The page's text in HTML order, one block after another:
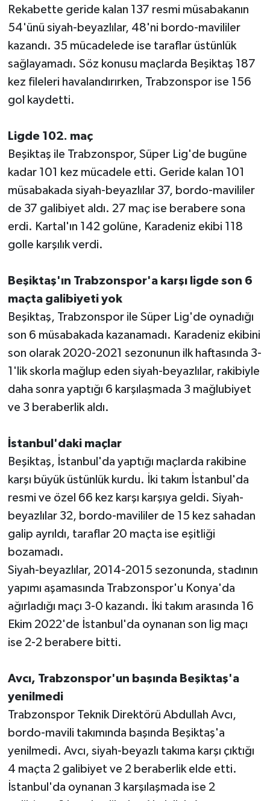
Rekabette geride kalan 137 resmi müsabakanın
54'ünü siyah-beyazlılar, 48'ni bordo-mavililer
kazandı. 35 mücadelede ise taraflar üstünlük
sağlayamadı. Söz konusu maçlarda Beşiktaş 187
kez fileleri havalandırırken, Trabzonspor ise 156
gol kaydetti.
Ligde 102. maç
Beşiktaş ile Trabzonspor, Süper Lig'de bugüne
kadar 101 kez mücadele etti. Geride kalan 101
müsabakada siyah-beyazlılar 37, bordo-mavililer
de 37 galibiyet aldı. 27 maç ise berabere sona
erdi. Kartal'ın 142 golüne, Karadeniz ekibi 118
golle karşılık verdi.
Beşiktaş'ın Trabzonspor'a karşı ligde son 6
maçta galibiyeti yok
Beşiktaş, Trabzonspor ile Süper Lig'de oynadığı
son 6 müsabakada kazanamadı. Karadeniz ekibini
son olarak 2020-2021 sezonunun ilk haftasında 3-
1'lik skorla mağlup eden siyah-beyazlılar, rakibiyle
daha sonra yaptığı 6 karşılaşmada 3 mağlubiyet
ve 3 beraberlik aldı.
İstanbul'daki maçlar
Beşiktaş, İstanbul'da yaptığı maçlarda rakibine
karşı büyük üstünlük kurdu. İki takım İstanbul'da
resmi ve özel 66 kez karşı karşıya geldi. Siyah-
beyazlılar 32, bordo-mavililer de 15 kez sahadan
galip ayrıldı, taraflar 20 maçta ise eşitliği
bozamadı.
Siyah-beyazlılar, 2014-2015 sezonunda, stadının
yapımı aşamasında Trabzonspor'u Konya'da
ağırladığı maçı 3-0 kazandı. İki takım arasında 16
Ekim 2022'de İstanbul'da oynanan son lig maçı
ise 2-2 berabere bitti.
Avcı, Trabzonspor'un başında Beşiktaş'a
yenilmedi
Trabzonspor Teknik Direktörü Abdullah Avcı,
bordo-mavili takımında başında Beşiktaş'a
yenilmedi. Avcı, siyah-beyazlı takıma karşı çıktığı
4 maçta 2 galibiyet ve 2 beraberlik elde etti.
İstanbul'da oynanan 3 karşılaşmada ise 2
Teknoloji
Televizyon
Turizm